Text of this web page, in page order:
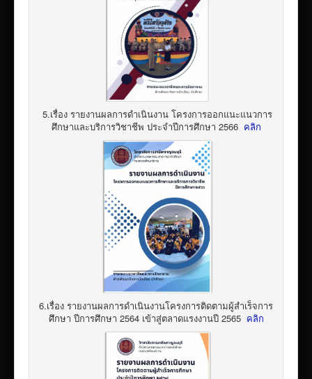
5.เรื่อง รายงานผลการดำเนินงาน โครงการออกแนะแนวการ
ศึกษาและบริการวิชาชีพ ประจำปีการศึกษา 2566 คลิก
6.เรื่อง รายงานผลการดำเนินงานโครงการติดตามผู้สำเร็จการ
ศึกษา ปีการศึกษา 2564 เข้าสู่ตลาดแรงงานปี 2565 คลิก